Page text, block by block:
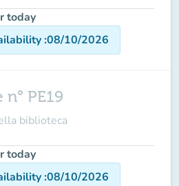
today
:08/10/2026
PE19
biblioteca
today
:08/10/2026